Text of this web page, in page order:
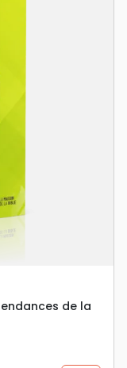
de la